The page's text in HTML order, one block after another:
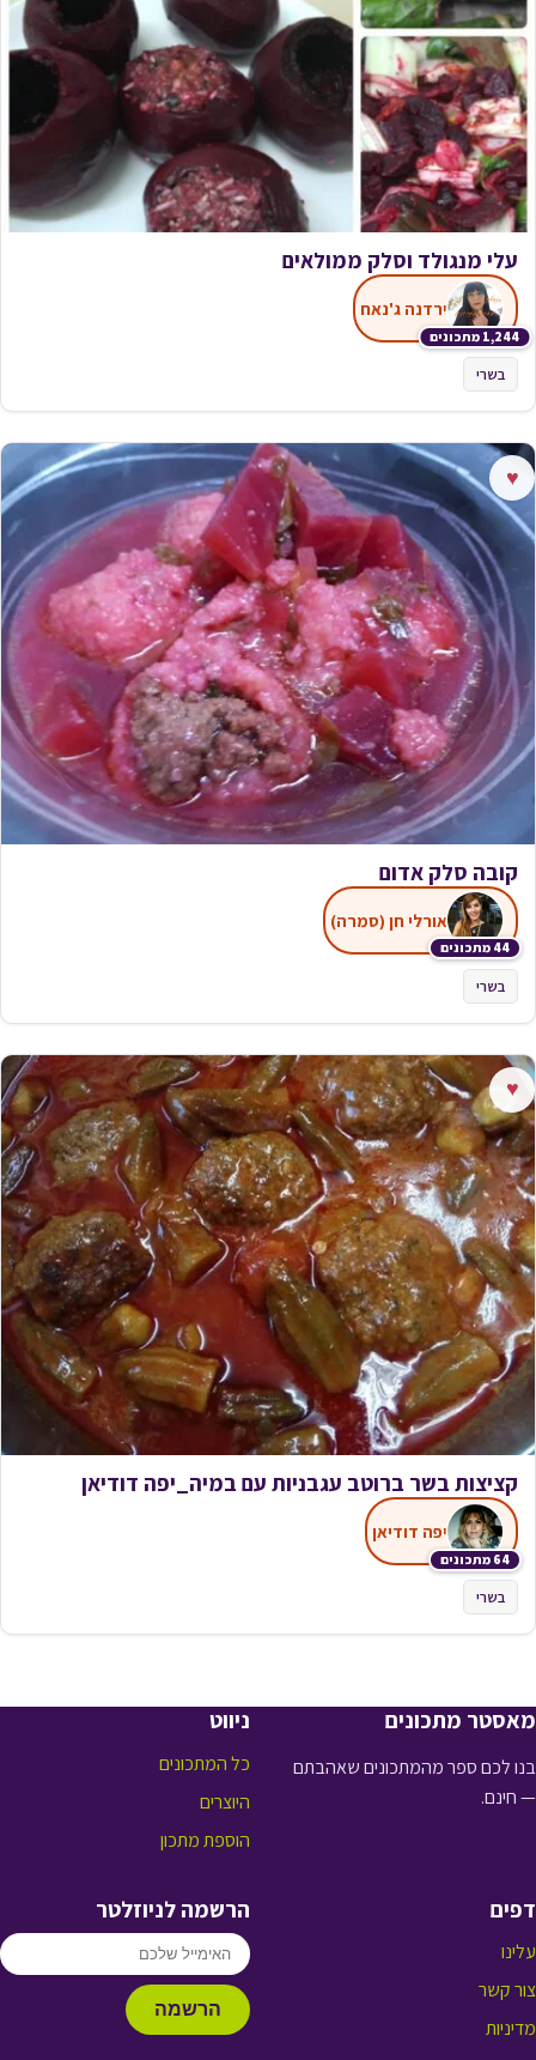
עלי מנגולד וסלק ממולאים
1,244 מתכונים
ירדנה ג'נאח
בשרי
♥
קובה סלק אדום
44 מתכונים
אורלי חן (סמרה)
בשרי
♥
קציצות בשר ברוטב עגבניות עם במיה_יפה דודיאן
64 מתכונים
יפה דודיאן
בשרי
מאסטר מתכונים
בנו לכם ספר מהמתכונים שאהבתם
— חינם.
ניווט
כל המתכונים
היוצרים
הוספת מתכון
דפים
עלינו
צור קשר
מדיניות
הרשמה לניוזלטר
הרשמה